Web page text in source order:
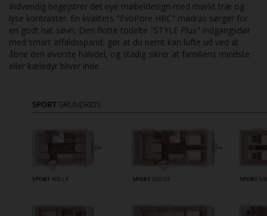
Indvendig begejstrer det nye møbeldesign med mørkt træ og
lyse kontraster. En kvalitets "EvoPore HRC" madras sørger for
en godt nat søvn. Den flotte todelte "STYLE Plus" indgangsdør
med smart affaldsspand, gør at du nemt kan lufte ud ved at
åbne den øverste halvdel, og stadig sikrer at familiens mindste
eller kæledyr bliver inde.